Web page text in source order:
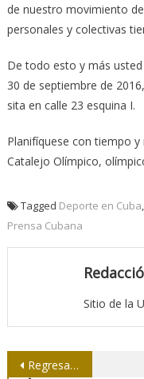
de nuestro movimiento
personales y colectivas
De todo esto y más
30 de septiembre de
sita en calle 23 esquina I.
Planifíquese con tiempo
Catalejo Olímpico,
Tagged Deporte en Cuba,
Prensa Cubana
Sitio de la
Navegación
Regresa El Loquito a sus predios de San Antonio de los Baños